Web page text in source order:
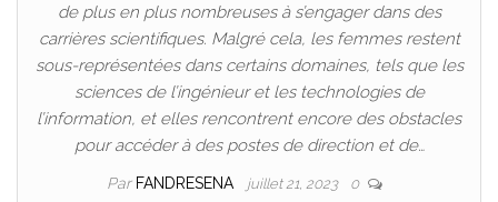
de plus en plus nombreuses à s’engager dans des
carrières scientifiques. Malgré cela, les femmes restent
sous-représentées dans certains domaines, tels que les
sciences de l’ingénieur et les technologies de
l’information, et elles rencontrent encore des obstacles
pour accéder à des postes de direction et de…
Par FANDRESENA juillet 21, 2023 0